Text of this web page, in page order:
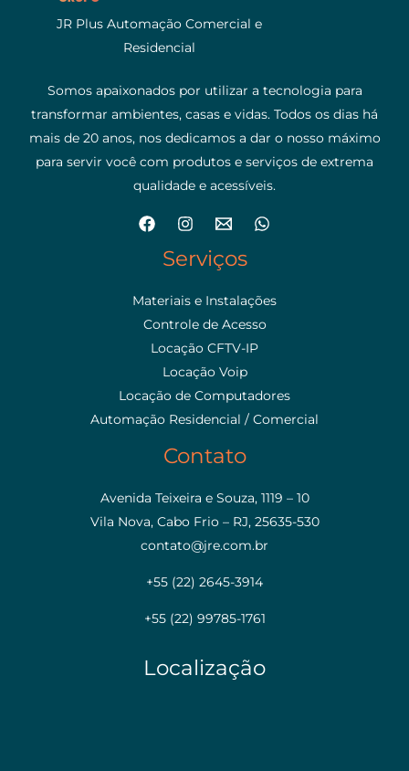
JR Plus Automação Comercial e
Residencial
Somos apaixonados por utilizar a tecnologia para
transformar ambientes, casas e vidas. Todos os dias há
mais de 20 anos, nos dedicamos a dar o nosso máximo
para servir você com produtos e serviços de extrema
qualidade e acessíveis.
Serviços
Materiais e Instalações
Controle de Acesso
Locação CFTV-IP
Locação Voip
Locação de Computadores
Automação Residencial / Comercial
Contato
Avenida Teixeira e Souza, 1119 – 10
Vila Nova, Cabo Frio – RJ, 25635-530
contato@jre.com.br
+55 (22) 2645-3914
+55 (22) 99785-1761
Localização